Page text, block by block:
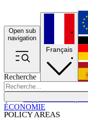
Open sub
navigation
Recherche
POLICY AREAS
Français
ÉCONOMIE